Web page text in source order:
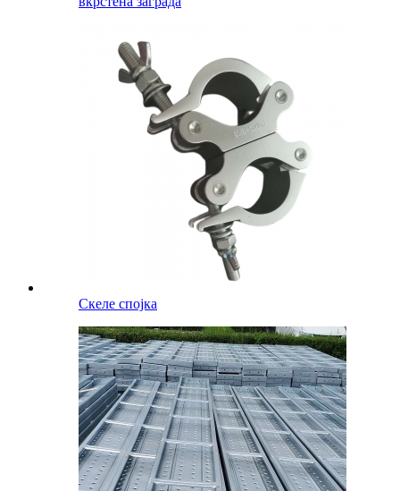
Скеле спојка